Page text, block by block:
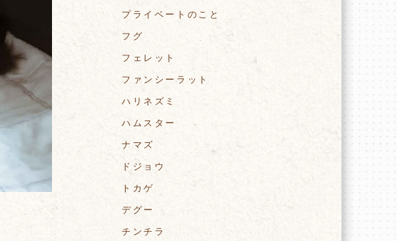
プライベートのこと
フグ
フェレット
ファンシーラット
ハリネズミ
ハムスター
ナマズ
ドジョウ
トカゲ
デグー
チンチラ